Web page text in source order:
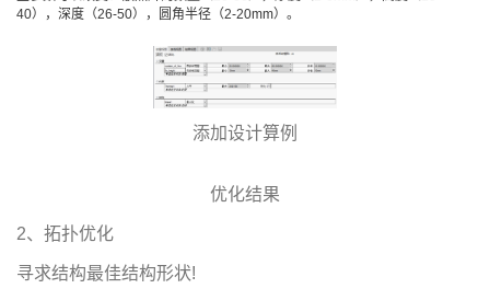
40），深度（26-50），圆角半径（2-20mm）。
添加设计算例
优化结果
2、拓扑优化
寻求结构最佳结构形状!